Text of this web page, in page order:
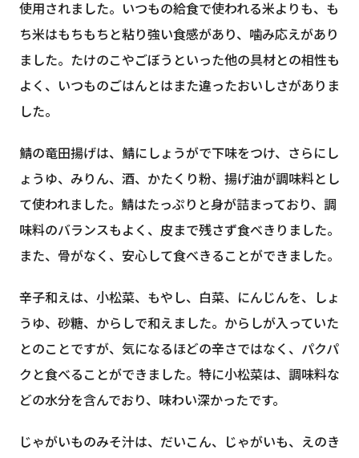
使用されました。いつもの給食で使われる米よりも、も
ち米はもちもちと粘り強い食感があり、噛み応えがあり
ました。たけのこやごぼうといった他の具材との相性も
よく、いつものごはんとはまた違ったおいしさがありま
した。
鯖の竜田揚げは、鯖にしょうがで下味をつけ、さらにし
ょうゆ、みりん、酒、かたくり粉、揚げ油が調味料とし
て使われました。鯖はたっぷりと身が詰まっており、調
味料のバランスもよく、皮まで残さず食べきりました。
また、骨がなく、安心して食べきることができました。
辛子和えは、小松菜、もやし、白菜、にんじんを、しょ
うゆ、砂糖、からしで和えました。からしが入っていた
とのことですが、気になるほどの辛さではなく、パクパ
クと食べることができました。特に小松菜は、調味料な
どの水分を含んでおり、味わい深かったです。
じゃがいものみそ汁は、だいこん、じゃがいも、えのき